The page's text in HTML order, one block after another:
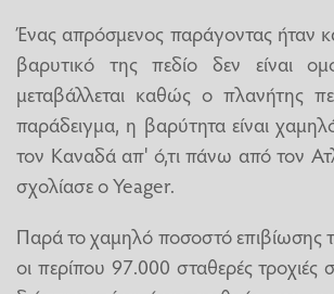
Ένας απρόσμενος παράγοντας ήταν
βαρυτικό της πεδίο δεν είναι
μεταβάλλεται καθώς ο πλανήτης
παράδειγμα, η βαρύτητα είναι
τον Καναδά απ' ό,τι πάνω από τον
σχολίασε ο Yeager.
Παρά το χαμηλό ποσοστό
οι περίπου 97.000 σταθερές τροχιές